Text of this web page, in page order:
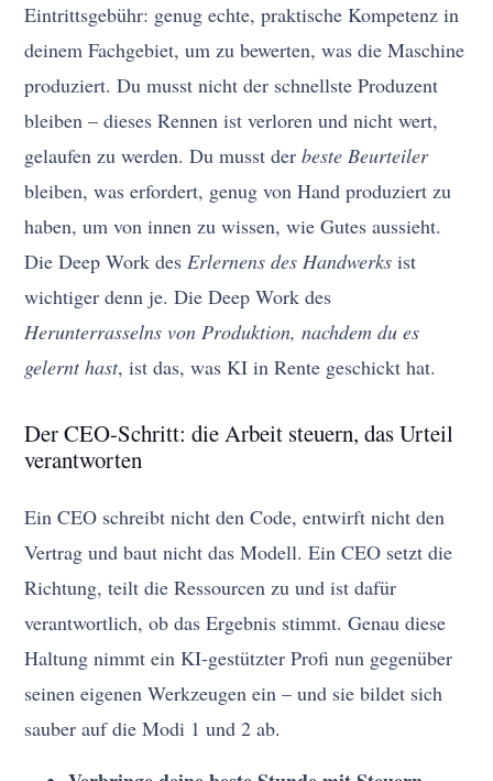
Eintrittsgebühr: genug echte, praktische Kompetenz in
deinem Fachgebiet, um zu bewerten, was die Maschine
produziert. Du musst nicht der schnellste Produzent
bleiben – dieses Rennen ist verloren und nicht wert,
gelaufen zu werden. Du musst derbeste Beurteiler
bleiben, was erfordert, genug von Hand produziert zu
haben, um von innen zu wissen, wie Gutes aussieht.
Die Deep Work desErlernens des Handwerks ist
wichtiger denn je. Die Deep Work des
Herunterrasselns von Produktion, nachdem du es
gelernt hast, ist das, was KI in Rente geschickt hat.
Der CEO-Schritt: die Arbeit steuern, das Urteil
verantworten
Ein CEO schreibt nicht den Code, entwirft nicht den
Vertrag und baut nicht das Modell. Ein CEO setzt die
Richtung, teilt die Ressourcen zu und ist dafür
verantwortlich, ob das Ergebnis stimmt. Genau diese
Haltung nimmt ein KI-gestützter Profi nun gegenüber
seinen eigenen Werkzeugen ein – und sie bildet sich
sauber auf die Modi 1 und 2 ab.